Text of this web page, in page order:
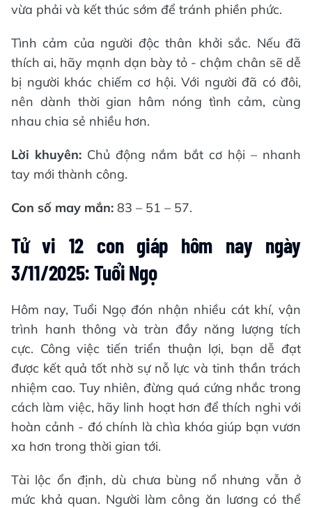
vừa phải và kết thúc sớm để tránh phiền phức.
Tình cảm của người độc thân khởi sắc. Nếu đã
thích ai, hãy mạnh dạn bày tỏ - chậm chân sẽ dễ
bị người khác chiếm cơ hội. Với người đã có đôi,
nên dành thời gian hâm nóng tình cảm, cùng
nhau chia sẻ nhiều hơn.
Lời khuyên: Chủ động nắm bắt cơ hội – nhanh
tay mới thành công.
Con số may mắn: 83 – 51 – 57.
Tử vi 12 con giáp hôm nay ngày
3/11/2025: Tuổi Ngọ
Hôm nay, Tuổi Ngọ đón nhận nhiều cát khí, vận
trình hanh thông và tràn đầy năng lượng tích
cực. Công việc tiến triển thuận lợi, bạn dễ đạt
được kết quả tốt nhờ sự nỗ lực và tinh thần trách
nhiệm cao. Tuy nhiên, đừng quá cứng nhắc trong
cách làm việc, hãy linh hoạt hơn để thích nghi với
hoàn cảnh - đó chính là chìa khóa giúp bạn vươn
xa hơn trong thời gian tới.
Tài lộc ổn định, dù chưa bùng nổ nhưng vẫn ở
mức khả quan. Người làm công ăn lương có thể